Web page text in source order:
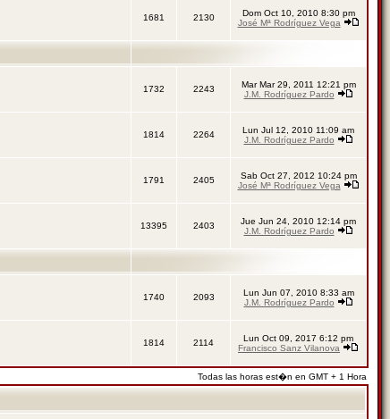
1681 2130
Dom Oct 10, 2010 8:30 pm
José Mª Rodríguez Vega
1732 2243
Mar Mar 29, 2011 12:21 pm
J.M. Rodríguez Pardo
1814 2264
Lun Jul 12, 2010 11:09 am
J.M. Rodríguez Pardo
1791 2405
Sab Oct 27, 2012 10:24 pm
José Mª Rodríguez Vega
13395 2403
Jue Jun 24, 2010 12:14 pm
J.M. Rodríguez Pardo
1740 2093
Lun Jun 07, 2010 8:33 am
J.M. Rodríguez Pardo
1814 2114
Lun Oct 09, 2017 6:12 pm
Francisco Sanz Vilanova
Todas las horas est�n en GMT + 1 Hora